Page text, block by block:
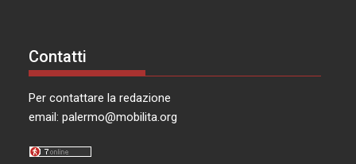
Contatti
Per contattare la redazione
email:palermo@mobilita.org